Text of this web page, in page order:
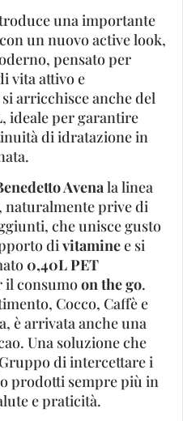
una importante
un nuovo active look,
pensato per
vita attivo e
arricchisce anche del
, ideale per garantire
di idratazione in
Avenala linea
naturalmente prive di
che unisce gusto
divitaminee si
0,40L PET
il consumoon the go.
Cocco, Caffè e
è arrivata anche una
Una soluzione che
di intercettare i
prodotti sempre più in
e praticità.